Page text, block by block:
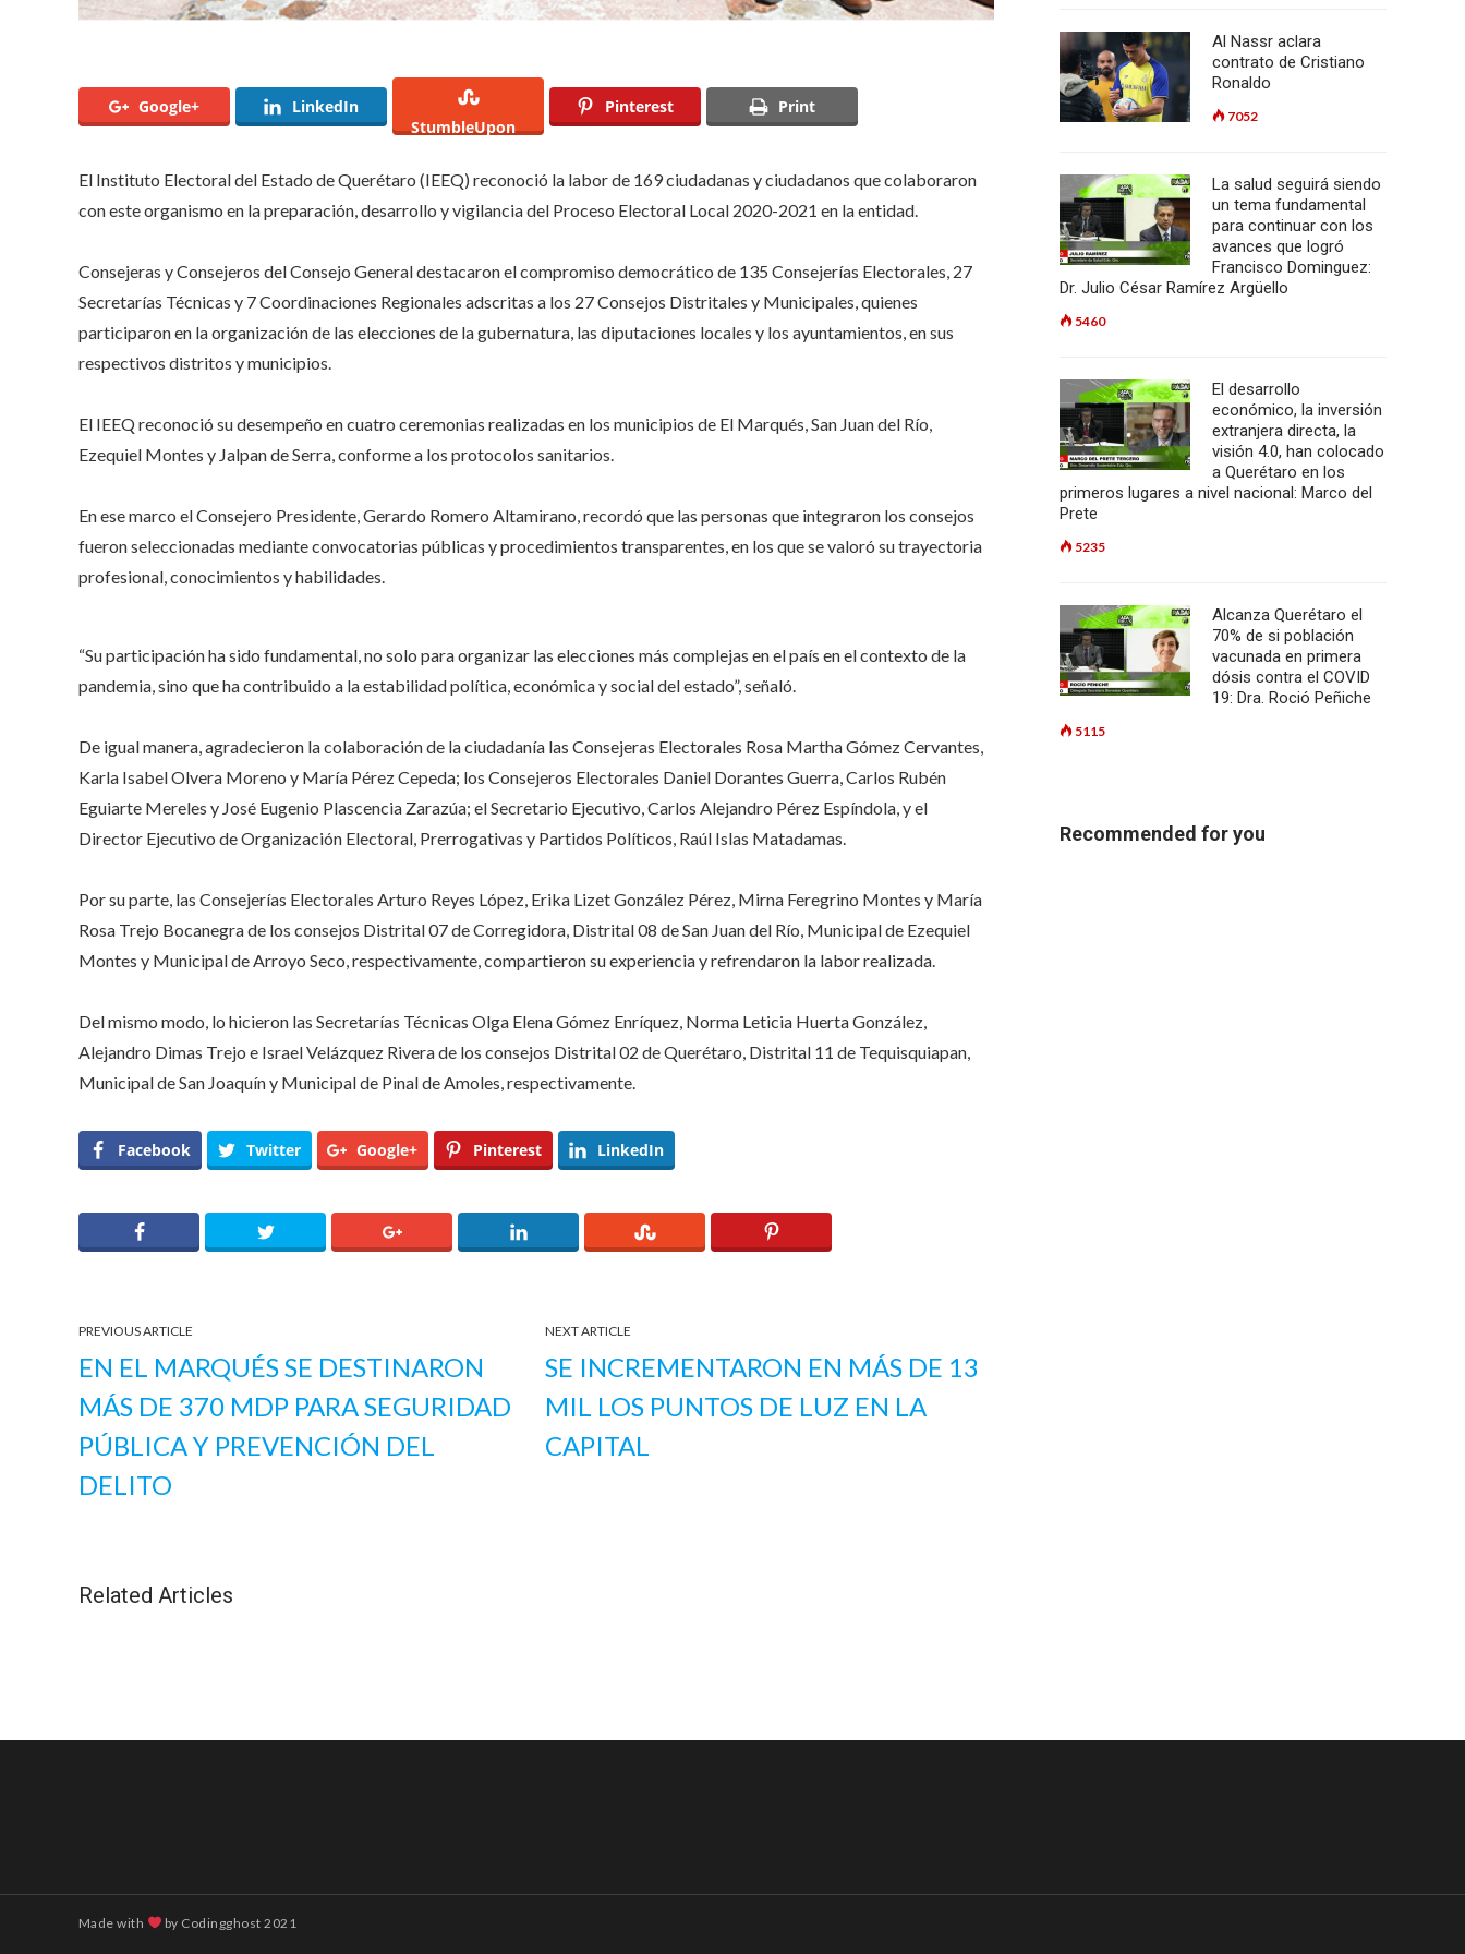
Google+
LinkedIn
StumbleUpon
Pinterest Print
El Instituto Electoral del Estado de Querétaro (IEEQ) reconoció la labor de 169 ciudadanas y ciudadanos que colaboraron
con este organismo en la preparación, desarrollo y vigilancia del Proceso Electoral Local 2020-2021 en la entidad.
Consejeras y Consejeros del Consejo General destacaron el compromiso democrático de 135 Consejerías Electorales, 27
Secretarías Técnicas y 7 Coordinaciones Regionales adscritas a los 27 Consejos Distritales y Municipales, quienes
participaron en la organización de las elecciones de la gubernatura, las diputaciones locales y los ayuntamientos, en sus
respectivos distritos y municipios.
El IEEQ reconoció su desempeño en cuatro ceremonias realizadas en los municipios de El Marqués, San Juan del Río,
Ezequiel Montes y Jalpan de Serra, conforme a los protocolos sanitarios.
En ese marco el Consejero Presidente, Gerardo Romero Altamirano, recordó que las personas que integraron los consejos
fueron seleccionadas mediante convocatorias públicas y procedimientos transparentes, en los que se valoró su trayectoria
profesional, conocimientos y habilidades.
“Su participación ha sido fundamental, no solo para organizar las elecciones más complejas en el país en el contexto de la
pandemia, sino que ha contribuido a la estabilidad política, económica y social del estado”, señaló.
De igual manera, agradecieron la colaboración de la ciudadanía las Consejeras Electorales Rosa Martha Gómez Cervantes,
Karla Isabel Olvera Moreno y María Pérez Cepeda; los Consejeros Electorales Daniel Dorantes Guerra, Carlos Rubén
Eguiarte Mereles y José Eugenio Plascencia Zarazúa; el Secretario Ejecutivo, Carlos Alejandro Pérez Espíndola, y el
Director Ejecutivo de Organización Electoral, Prerrogativas y Partidos Políticos, Raúl Islas Matadamas.
Por su parte, las Consejerías Electorales Arturo Reyes López, Erika Lizet González Pérez, Mirna Feregrino Montes y María
Rosa Trejo Bocanegra de los consejos Distrital 07 de Corregidora, Distrital 08 de San Juan del Río, Municipal de Ezequiel
Montes y Municipal de Arroyo Seco, respectivamente, compartieron su experiencia y refrendaron la labor realizada.
Del mismo modo, lo hicieron las Secretarías Técnicas Olga Elena Gómez Enríquez, Norma Leticia Huerta González,
Alejandro Dimas Trejo e Israel Velázquez Rivera de los consejos Distrital 02 de Querétaro, Distrital 11 de Tequisquiapan,
Municipal de San Joaquín y Municipal de Pinal de Amoles, respectivamente.
Facebook Twitter Google+ Pinterest LinkedIn
PREVIOUS ARTICLE
EN EL MARQUÉS SE DESTINARON
MÁS DE 370 MDP PARA SEGURIDAD
PÚBLICA Y PREVENCIÓN DEL
DELITO
NEXT ARTICLE
SE INCREMENTARON EN MÁS DE 13
MIL LOS PUNTOS DE LUZ EN LA
CAPITAL
Related Articles
Al Nassr aclara
contrato de Cristiano
Ronaldo
7052
La salud seguirá siendo
un tema fundamental
para continuar con los
avances que logró
Francisco Dominguez:
Dr. Julio César Ramírez Argüello
5460
El desarrollo
económico, la inversión
extranjera directa, la
visión 4.0, han colocado
a Querétaro en los
primeros lugares a nivel nacional: Marco del
Prete
5235
Alcanza Querétaro el
70% de si población
vacunada en primera
dósis contra el COVID
19: Dra. Roció Peñiche
5115
Recommended for you
Made with by Codingghost 2021